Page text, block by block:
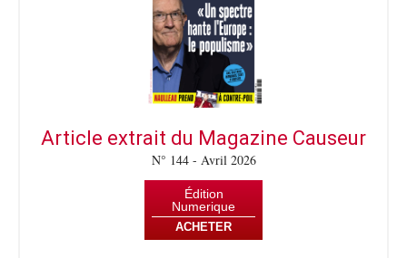
Article extrait du Magazine Causeur
N° 144 - Avril 2026
Édition
Numerique
ACHETER